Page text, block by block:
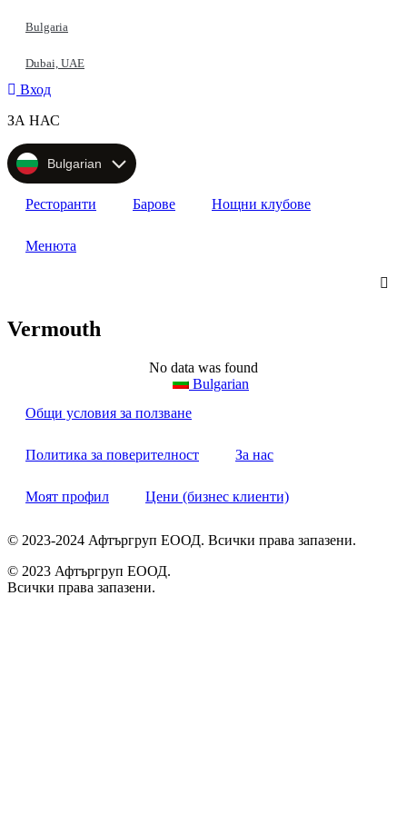
Bulgaria
Dubai, UAE
Вход
ЗА НАС
Bulgarian
Ресторанти Барове Нощни клубове
Менюта
Vermouth
No data was found
Bulgarian
Общи условия за ползване
Политика за поверителност За нас
Моят профил Цени (бизнес клиенти)
© 2023-2024 Афтъргруп ЕООД. Всички права запазени.
© 2023 Афтъргруп ЕООД.
Всички права запазени.